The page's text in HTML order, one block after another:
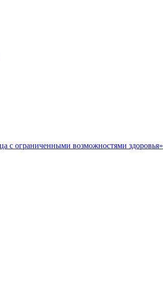
с ограниченными возможностями здоровья»